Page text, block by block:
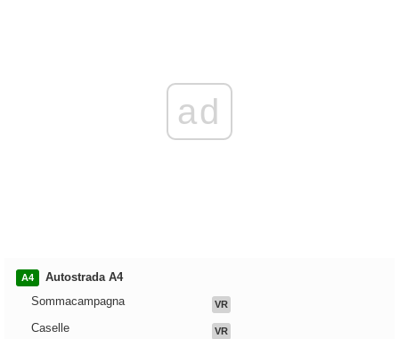
ad
A4
Autostrada A4
Sommacampagna
VR
Caselle VR